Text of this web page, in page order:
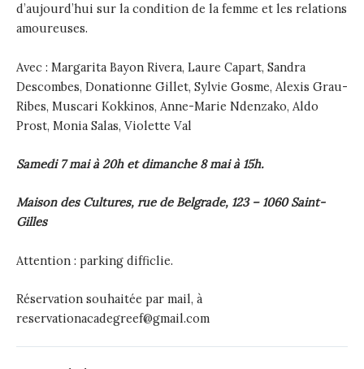
d’aujourd’hui sur la condition de la femme et les relations
amoureuses.
Avec : Margarita Bayon Rivera, Laure Capart, Sandra
Descombes, Donationne Gillet, Sylvie Gosme, Alexis Grau-
Ribes, Muscari Kokkinos, Anne-Marie Ndenzako, Aldo
Prost, Monia Salas, Violette Val
Samedi 7 mai à 20h et dimanche 8 mai à 15h.
Maison des Cultures, rue de Belgrade, 123 – 1060 Saint-
Gilles
Attention : parking difficlie.
Réservation souhaitée par mail, à
reservationacadegreef@gmail.com